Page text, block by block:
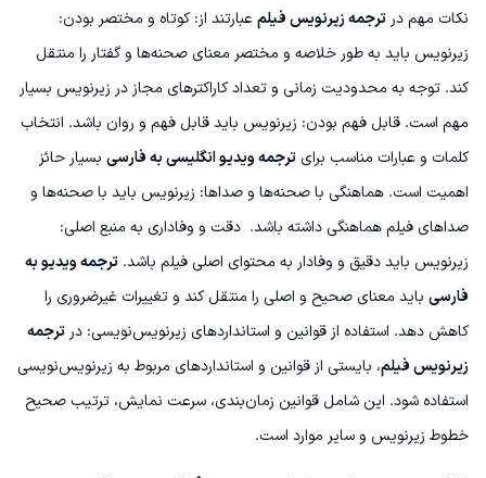
نکات مهم در ترجمه زیرنویس فیلمعبارتند از: کوتاه و مختصر بودن:
زیرنویس باید به طور خلاصه و مختصر معنای صحنه‌ها و گفتار را منتقل
کند. توجه به محدودیت زمانی و تعداد کاراکترهای مجاز در زیرنویس بسیار
مهم است. قابل فهم بودن: زیرنویس باید قابل فهم و روان باشد. انتخاب
کلمات و عبارات مناسب برای ترجمه ویدیو انگلیسی به فارسی بسیار حائز
اهمیت است. هماهنگی با صحنه‌ها و صداها: زیرنویس باید با صحنه‌ها و
صداهای فیلم هماهنگی داشته باشد. دقت و وفاداری به منبع اصلی:
زیرنویس باید دقیق و وفادار به محتوای اصلی فیلم باشد. ترجمه ویدیو به
فارسی باید معنای صحیح و اصلی را منتقل کند و تغییرات غیرضروری را
کاهش دهد. استفاده از قوانین و استانداردهای زیرنویس‌نویسی: در ترجمه
زیرنویس فیلم، بایستی از قوانین و استانداردهای مربوط به زیرنویس‌نویسی
استفاده شود. این شامل قوانین زمان‌بندی، سرعت نمایش، ترتیب صحیح
خطوط زیرنویس و سایر موارد است.